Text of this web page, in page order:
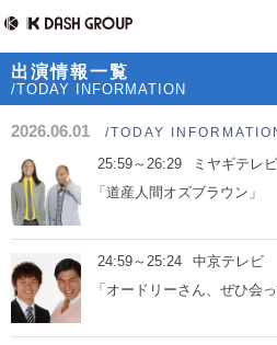
出演情報一覧
/TODAY INFORMATION
2026.06.01 /TODAY
25:59～26:29
ミヤギテレビ
「道産人間オズブラウン」
24:59～25:24
中京テレビ
「オードリーさん、ぜひ会